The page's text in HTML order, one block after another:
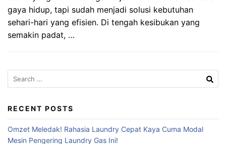
gaya hidup, tapi sudah menjadi solusi kebutuhan
sehari-hari yang efisien. Di tengah kesibukan yang
semakin padat, …
Search
for:
RECENT POSTS
Omzet Meledak! Rahasia Laundry Cepat Kaya Cuma Modal
Mesin Pengering Laundry Gas Ini!